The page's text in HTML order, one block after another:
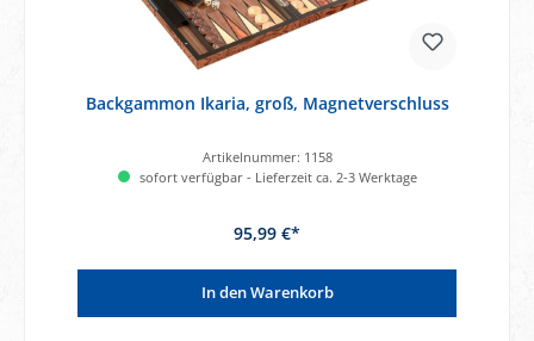
Backgammon Ikaria, groß, Magnetverschluss
Artikelnummer: 1158
sofort verfügbar - Lieferzeit ca. 2-3 Werktage
95,99 €*
In den Warenkorb